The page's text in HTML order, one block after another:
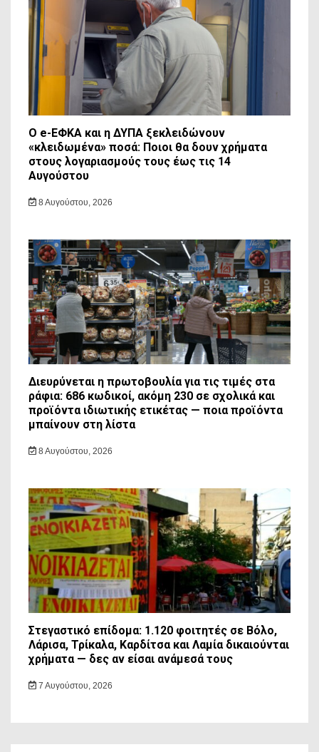
Ο e-ΕΦΚΑ και η ΔΥΠΑ ξεκλειδώνουν
«κλειδωμένα» ποσά: Ποιοι θα δουν χρήματα
στους λογαριασμούς τους έως τις 14
Αυγούστου
8 Αυγούστου, 2026
Διευρύνεται η πρωτοβουλία για τις τιμές στα
ράφια: 686 κωδικοί, ακόμη 230 σε σχολικά και
προϊόντα ιδιωτικής ετικέτας — ποια προϊόντα
μπαίνουν στη λίστα
8 Αυγούστου, 2026
Στεγαστικό επίδομα: 1.120 φοιτητές σε Βόλο,
Λάρισα, Τρίκαλα, Καρδίτσα και Λαμία δικαιούνται
χρήματα — δες αν είσαι ανάμεσά τους
7 Αυγούστου, 2026